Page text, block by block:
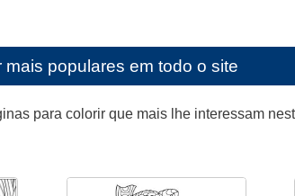
populares em todo o site
para colorir que mais lhe interessam